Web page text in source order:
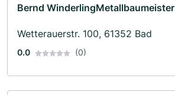
Bernd WinderlingMetallbaumeister
Wetterauerstr. 100, 61352 Bad
0.0 (0)